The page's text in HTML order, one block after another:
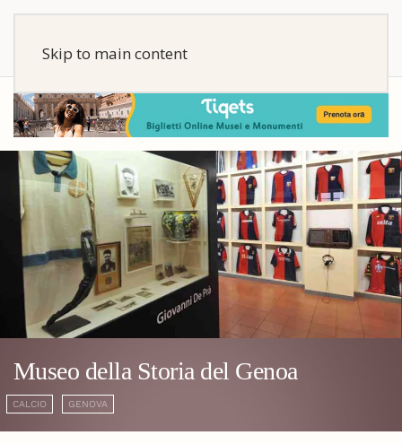
Skip to main content
Museo della Storia del Genoa
CALCIO GENOVA